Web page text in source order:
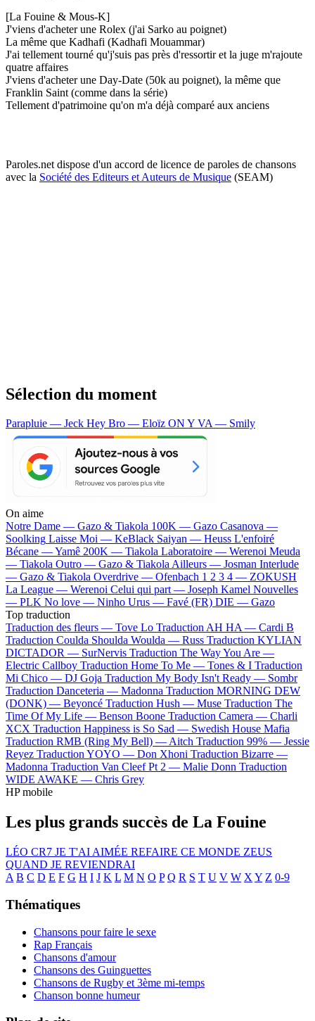
[La Fouine & Mous-K]
J'viens d'acheter une Rolex (j'ai Sarko au poignet)
La même que Kadhafi (Kadhafi Mouammar)
J'ai tellement tourné qu'j'suis pas près d'ressortir et la juge m'rajoute
quatre affaires
J'viens d'acheter une Day-Date (50k au poignet), la même que
Franklin Saint (comme dans la série)
Tellement d'patrimoine qu'on m'a déjà comparé aux anciens
Paroles.net dispose d'un accord de licence de paroles de chansons
avec la Société des Editeurs et Auteurs de Musique (SEAM)
Sélection du moment
Parapluie — Jeck Hey Bro — Eloïz ON Y VA — Smily
On aime
Notre Dame — Gazo & Tiakola 100K — Gazo Casanova —
Soolking Laisse Moi — KeBlack Saiyan — Heuss L'enfoiré
Bécane —Yamê 200K — Tiakola Laboratoire — Werenoi Meuda
— Tiakola Outro — Gazo & TiakolaAilleurs — Josman Interlude
— Gazo & Tiakola Overdrive — Ofenbach 1 2 3 4 — ZOKUSH
La League — Werenoi Celui qui part — Joseph Kamel Nouvelles
— PLK No love — Ninho Urus — Favé (FR) DIE — Gazo
Top traduction
Traduction des fleurs — Tove Lo Traduction AH HA — Cardi B
Traduction Coulda Shoulda Woulda — Russ Traduction KYLIAN
DICTADOR — SurNervis Traduction The Way You Are —
Electric Callboy Traduction Home To Me — Tones & I Traduction
Mi Chico — DJ Goja Traduction My Body Isn't Ready — Sombr
Traduction Danceteria — Madonna Traduction MORNING DEW
(DONK) — Beyoncé Traduction Hush — Muse Traduction The
Time Of My Life — Benson Boone Traduction Camera — Charli
XCX Traduction Happiness is So Sad — Swedish House Mafia
Traduction RMB (Ring My Bell) —Aitch Traduction 99% — Jessie
Reyez Traduction YOYO — Don Xhoni Traduction Bizarre —
Madonna Traduction Van Cleef Pt 2 — Malie Donn Traduction
WIDE AWAKE — Chris Grey
HP mobile
Les plus grands succès de La Fouine
LÉO CR7 JE T'AI AIMÉE REFAIRE CE MONDE ZEUS
QUAND JE REVIENDRAI
A B C D E F G H I J K L M N O P Q R S T U V W X Y Z 0-9
Thématiques
Chansons pour faire le sexe
Rap Français
Chansons d'amour
Chansons des Guinguettes
Chansons de Rugby et 3ème mi-temps
Chanson bonne humeur